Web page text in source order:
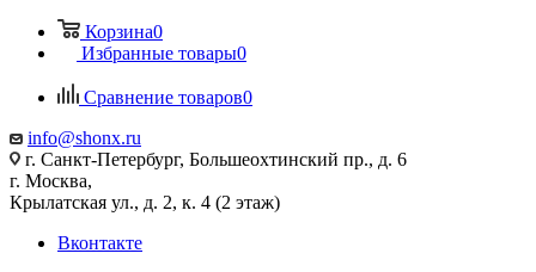
Корзина0
Избранные товары0
Сравнение товаров0
info@shonx.ru
г. Санкт-Петербург, Большеохтинский пр., д. 6
г. Москва,
Крылатская ул., д. 2, к. 4 (2 этаж)
Вконтакте